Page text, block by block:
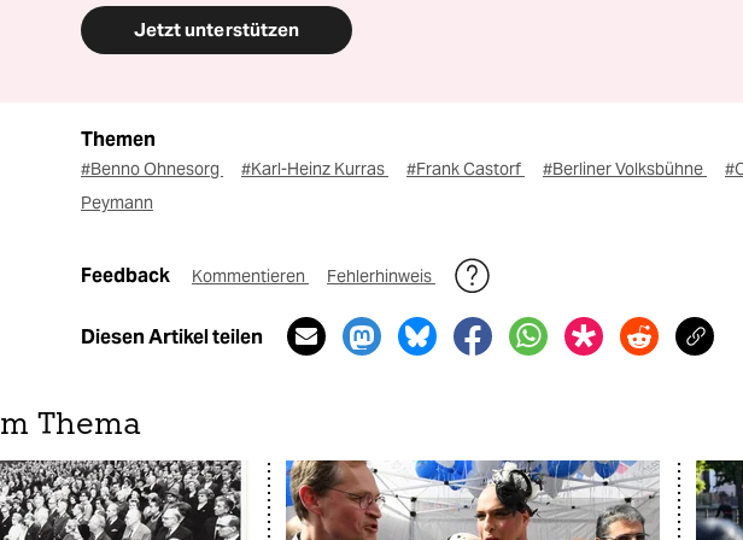
Jetzt unterstützen
Themen
#Benno Ohnesorg #Karl-Heinz Kurras #Frank Castorf #Berliner Volksbühne
Peymann
Feedback Kommentieren Fehlerhinweis
Diesen Artikel teilen
Thema